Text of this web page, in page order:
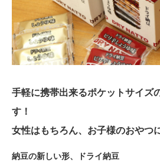
手軽に携帯出来るポケットサイズ
す！
女性はもちろん、お子様のおやつ
納豆の新しい形、ドライ納豆